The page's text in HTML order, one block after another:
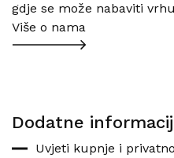
gdje se može nabaviti
Više o nama
Dodatne
Uvjeti kupnje i